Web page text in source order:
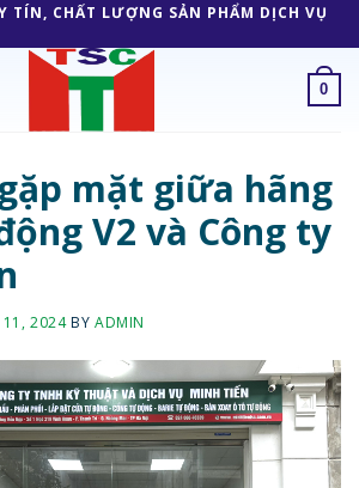
TÍN, CHẤT LƯỢNG SẢN PHẨM DỊCH VỤ
0
mặt giữa hãng
V2 và Công ty
11, 2024BYADMIN